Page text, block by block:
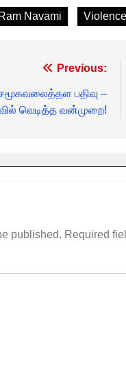
Ram Navami Violence
Previous:
பதிவு –
வெடித்த வன்முறை!
published. Required